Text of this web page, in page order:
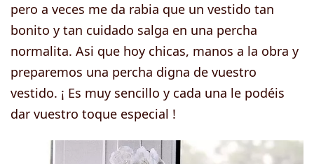
pero a veces me da rabia que un vestido tan
bonito y tan cuidado salga en una percha
normalita. Asi que hoy chicas, manos a la obra y
preparemos una percha digna de vuestro
vestido. ¡ Es muy sencillo y cada una le podéis
dar vuestro toque especial !